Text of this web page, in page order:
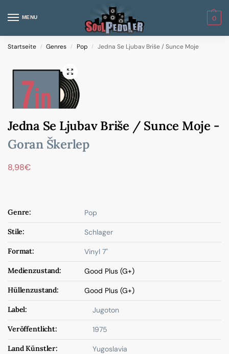
MENU 0
Startseite / Genres / Pop / Jedna Se Ljubav Briše / Sunce Moje
Jedna Se Ljubav Briše / Sunce Moje -
Goran Škerlep
8,98€
Genre: Pop
Stile: Schlager
Format: Vinyl 7"
Medienzustand: Good Plus (G+)
Hüllenzustand: Good Plus (G+)
Label: Jugoton
Veröffentlicht: 1975
Land Künstler: Yugoslavia